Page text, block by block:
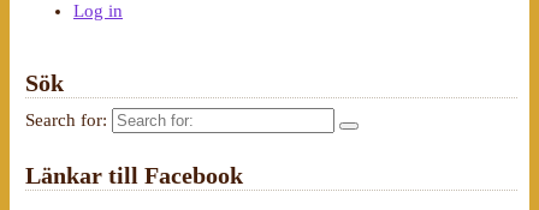
Log in
Sök
Search for:
Länkar till Facebook